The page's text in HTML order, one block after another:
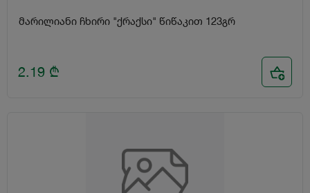
მარილიანი ჩხირი "ქრაქსი" წიწაკით 123გრ
2.19 ₾